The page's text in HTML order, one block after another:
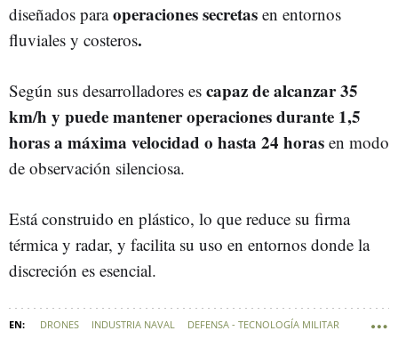
diseñados para operaciones secretas en entornos
fluviales y costeros.
Según sus desarrolladores es capaz de alcanzar 35
km/h y puede mantener operaciones durante 1,5
horas a máxima velocidad o hasta 24 horas en modo
de observación silenciosa.
Está construido en plástico, lo que reduce su firma
térmica y radar, y facilita su uso en entornos donde la
discreción es esencial.
DRONES INDUSTRIA NAVAL DEFENSA - TECNOLOGÍA MILITAR